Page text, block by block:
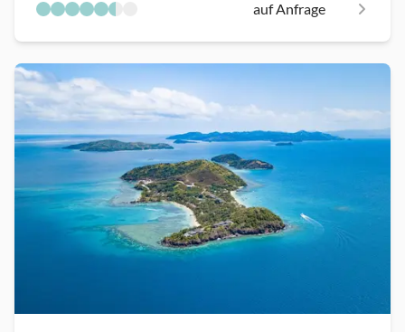
auf Anfrage